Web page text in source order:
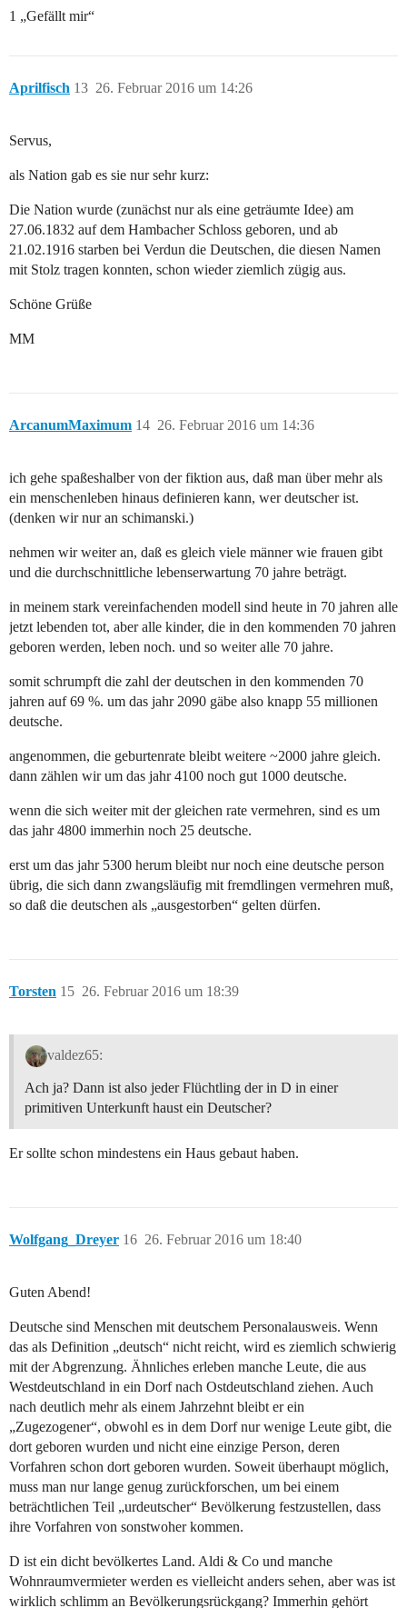
1 „Gefällt mir“
Aprilfisch 26. Februar 2016 um 14:26
13
Servus,
als Nation gab es sie nur sehr kurz:
Die Nation wurde (zunächst nur als eine geträumte Idee) am
27.06.1832 auf dem Hambacher Schloss geboren, und ab
21.02.1916 starben bei Verdun die Deutschen, die diesen Namen
mit Stolz tragen konnten, schon wieder ziemlich zügig aus.
Schöne Grüße
MM
ArcanumMaximum 26. Februar 2016 um 14:36
14
ich gehe spaßeshalber von der fiktion aus, daß man über mehr als
ein menschenleben hinaus definieren kann, wer deutscher ist.
(denken wir nur an schimanski.)
nehmen wir weiter an, daß es gleich viele männer wie frauen gibt
und die durchschnittliche lebenserwartung 70 jahre beträgt.
in meinem stark vereinfachenden modell sind heute in 70 jahren alle
jetzt lebenden tot, aber alle kinder, die in den kommenden 70 jahren
geboren werden, leben noch. und so weiter alle 70 jahre.
somit schrumpft die zahl der deutschen in den kommenden 70
jahren auf 69 %. um das jahr 2090 gäbe also knapp 55 millionen
deutsche.
angenommen, die geburtenrate bleibt weitere ~2000 jahre gleich.
dann zählen wir um das jahr 4100 noch gut 1000 deutsche.
wenn die sich weiter mit der gleichen rate vermehren, sind es um
das jahr 4800 immerhin noch 25 deutsche.
erst um das jahr 5300 herum bleibt nur noch eine deutsche person
übrig, die sich dann zwangsläufig mit fremdlingen vermehren muß,
so daß die deutschen als „ausgestorben“ gelten dürfen.
Torsten 26. Februar 2016 um 18:39
15
valdez65:
Ach ja? Dann ist also jeder Flüchtling der in D in einer
primitiven Unterkunft haust ein Deutscher?
Er sollte schon mindestens ein Haus gebaut haben.
Wolfgang_Dreyer 26. Februar 2016 um 18:40
16
Guten Abend!
Deutsche sind Menschen mit deutschem Personalausweis. Wenn
das als Definition „deutsch“ nicht reicht, wird es ziemlich schwierig
mit der Abgrenzung. Ähnliches erleben manche Leute, die aus
Westdeutschland in ein Dorf nach Ostdeutschland ziehen. Auch
nach deutlich mehr als einem Jahrzehnt bleibt er ein
„Zugezogener“, obwohl es in dem Dorf nur wenige Leute gibt, die
dort geboren wurden und nicht eine einzige Person, deren
Vorfahren schon dort geboren wurden. Soweit überhaupt möglich,
muss man nur lange genug zurückforschen, um bei einem
beträchtlichen Teil „urdeutscher“ Bevölkerung festzustellen, dass
ihre Vorfahren von sonstwoher kommen.
D ist ein dicht bevölkertes Land. Aldi & Co und manche
Wohnraumvermieter werden es vielleicht anders sehen, aber was ist
wirklich schlimm an Bevölkerungsrückgang? Immerhin gehört